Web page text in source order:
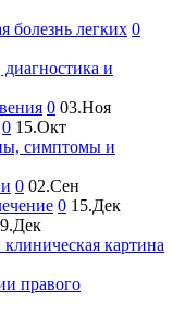
болезнь легких 0
и
0 03.Ноя
0 15.Окт
симптомы и
0 02.Сен
0 15.Дек
картина
правого